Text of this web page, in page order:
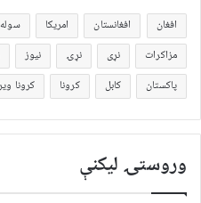
افغان افغانستان امریکا سوله
مزاکرات
نړی نړۍ نیوز
پاکستان
کابل کرونا کرونا
وروستۍ ليکنې